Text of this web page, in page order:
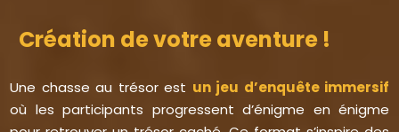
Création de votre aventure !
Une chasse au trésor est un jeu d’enquête immersif
où les participants progressent d’énigme en énigme